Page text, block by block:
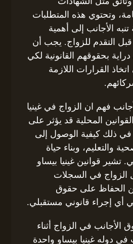
وتحتوي هذه المتطلبات
الأجانب إلى أهمية
التقدم للزواج. يجب أن
بحقوقهم القانونية لكي
القرارات اللازمة
فهم ان الزواج في غينيا
المحلية قد يؤثر على
في ذلك كيفية الوصول إلى
والتعليم، وبناء حياة
تشير قوانين غينيا بيساو
في السجلات
الحفاظ على حقوق
أي إجراء قانوني مستقبلي.
الأجانب في الزواج أثناء
فى دوله غينيا بيساو واحدة